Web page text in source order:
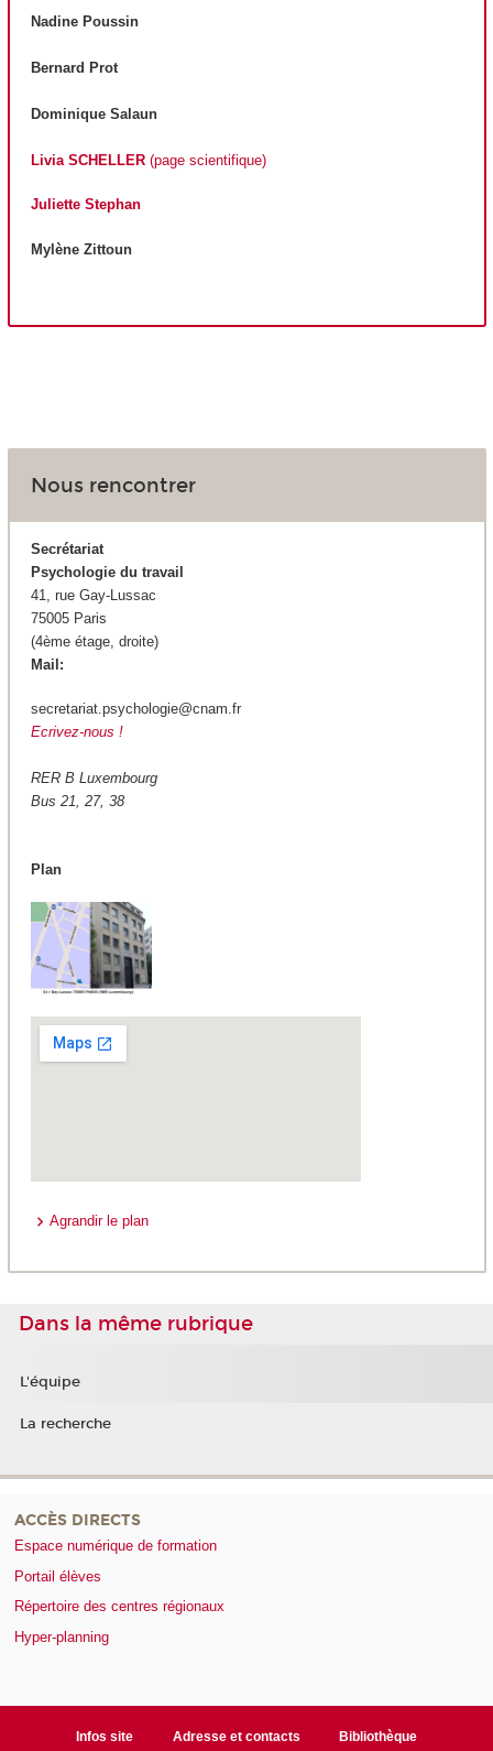
Nadine Poussin
Bernard Prot
Dominique Salaun
Livia SCHELLER (page scientifique)
Juliette Stephan
Mylène Zittoun
Nous rencontrer
Secrétariat
Psychologie du travail
41, rue Gay-Lussac
75005 Paris
(4ème étage, droite)
Mail:
secretariat.psychologie@cnam.fr
Ecrivez-nous !
RER B Luxembourg
Bus 21, 27, 38
Plan
Agrandir le plan
Dans la même rubrique
L'équipe
La recherche
ACCÈS DIRECTS
Espace numérique de formation
Portail élèves
Répertoire des centres régionaux
Hyper-planning
Infos site Adresse et contacts Bibliothèque